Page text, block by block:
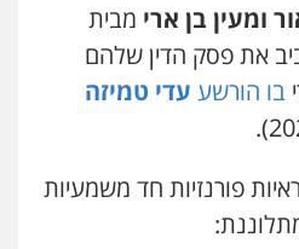
משרד עו"ד
מעצרים
דדון – משרד עו"ד
חמורה
ומעין בן ארי מבית
את פסק הדין שלהם
בו הורשע עדי טמיזה
פורנזיות חד משמעיות